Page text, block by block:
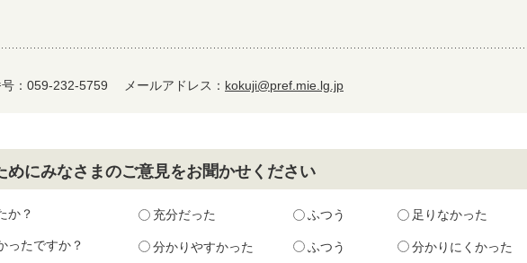
：059-232-5759 メールアドレス： kokuji@pref.mie.lg.jp
にみなさまのご意見をお聞かせください
か？ 充分だった ふつう 足りなかった
ったですか？ 分かりやすかった ふつう 分かりにくかった